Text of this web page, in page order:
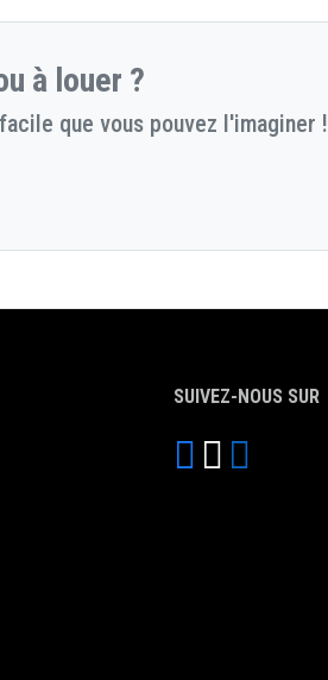
à louer ?
que vous pouvez l'imaginer !
SUIVEZ-NOUS SUR